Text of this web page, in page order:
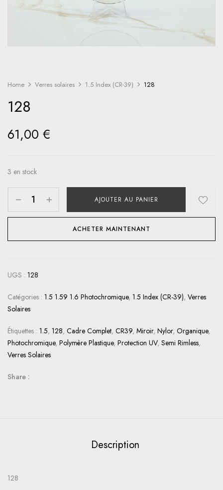
Home Verres solaires 1.5 Index (CR-39) 128
128
61,00 €
3 en stock
AJOUTER AU PANIER
ACHETER MAINTENANT
UGS : 128
Catégories : 1.5 1.59 1.6 Photochromique, 1.5 Index (CR-39), Verres
Solaires
Étiquettes : 1.5, 128, Cadre Complet, CR39, Miroir, Nylor, Organique,
Photochromique, Polymère Plastique, Protection UV, Semi Rimless,
Verres Solaires
Share :
Description
128